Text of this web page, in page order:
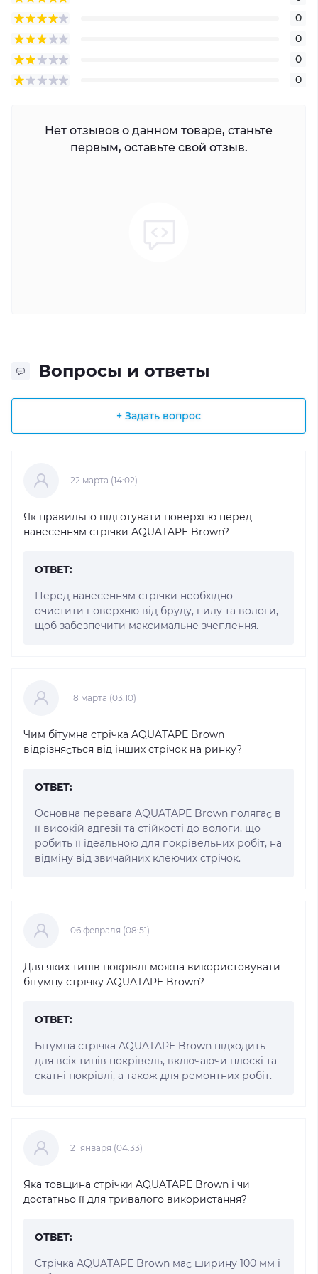
0
0
0
0
Нет отзывов о данном товаре, станьте
первым, оставьте свой отзыв.
Вопросы и ответы
+ Задать вопрос
22 марта (14:02)
Як правильно підготувати поверхню перед
нанесенням стрічки AQUATAPE Brown?
ОТВЕТ:
Перед нанесенням стрічки необхідно
очистити поверхню від бруду, пилу та вологи,
щоб забезпечити максимальне зчеплення.
18 марта (03:10)
Чим бітумна стрічка AQUATAPE Brown
відрізняється від інших стрічок на ринку?
ОТВЕТ:
Основна перевага AQUATAPE Brown полягає в
її високій адгезії та стійкості до вологи, що
робить її ідеальною для покрівельних робіт, на
відміну від звичайних клеючих стрічок.
06 февраля (08:51)
Для яких типів покрівлі можна використовувати
бітумну стрічку AQUATAPE Brown?
ОТВЕТ:
Бітумна стрічка AQUATAPE Brown підходить
для всіх типів покрівель, включаючи плоскі та
скатні покрівлі, а також для ремонтних робіт.
21 января (04:33)
Яка товщина стрічки AQUATAPE Brown і чи
достатньо її для тривалого використання?
ОТВЕТ:
Стрічка AQUATAPE Brown має ширину 100 мм і